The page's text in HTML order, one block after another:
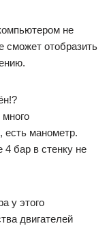
не
сможет отобразить
есть манометр.
бар в стенку не
у этого
двигателей